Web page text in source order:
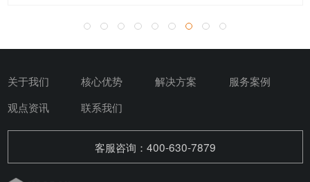
关于我们 核心优势 解决方案
服务案例
观点资讯
联系我们
客服咨询：400-630-7879